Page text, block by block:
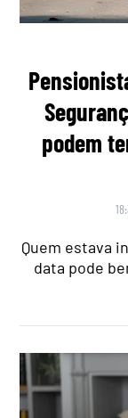
podem
Quem estava
data pode